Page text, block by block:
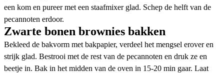
een kom en pureer met een staafmixer glad. Schep de helft van de
pecannoten erdoor.
Zwarte bonen brownies bakken
Bekleed de bakvorm met bakpapier, verdeel het mengsel erover en
strijk glad. Bestrooi met de rest van de pecannoten en druk ze en
beetje in. Bak in het midden van de oven in 15-20 min gaar. Laat